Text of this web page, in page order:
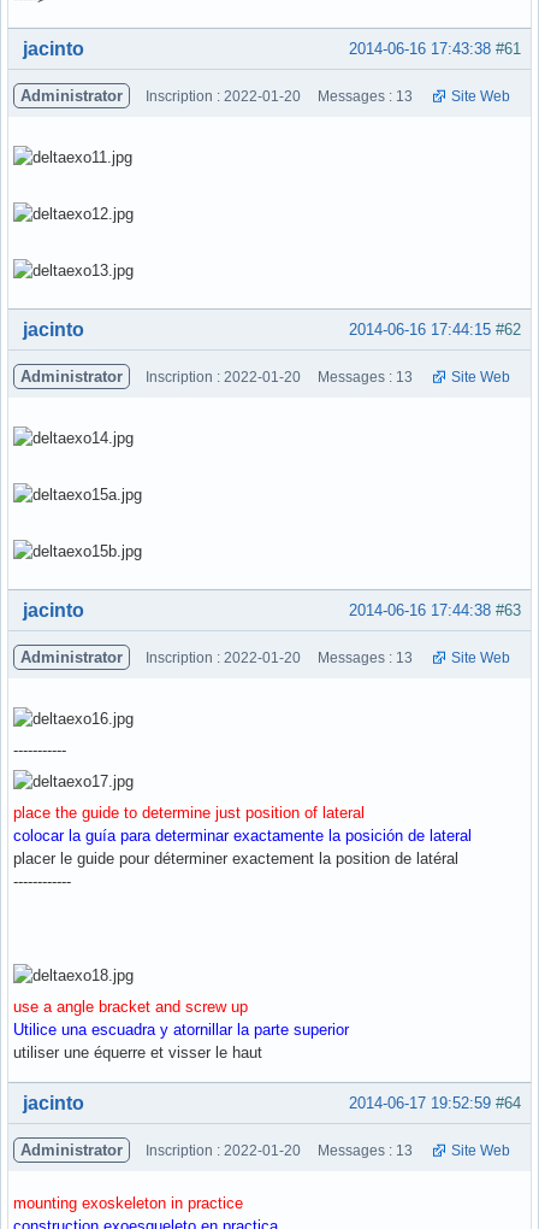
Hors ligne #61
2014-06-16 17:43:38
jacinto
Administrator Inscription : 2022-01-20 Messages : 13 Site Web
Hors ligne #62
2014-06-16 17:44:15
jacinto
Administrator Inscription : 2022-01-20 Messages : 13 Site Web
Hors ligne #63
2014-06-16 17:44:38
jacinto
Administrator Inscription : 2022-01-20 Messages : 13 Site Web
-----------
place the guide to determine just position of lateral
colocar la guía para determinar exactamente la posición de lateral
placer le guide pour déterminer exactement la position de latéral
------------
use a angle bracket and screw up
Utilice una escuadra y atornillar la parte superior
utiliser une équerre et visser le haut
Hors ligne #64
2014-06-17 19:52:59
jacinto
Administrator Inscription : 2022-01-20 Messages : 13 Site Web
mounting exoskeleton in practice